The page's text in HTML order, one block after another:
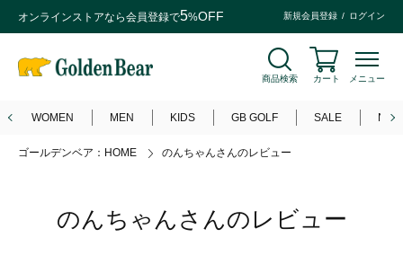
オンラインストアなら会員登録で5%OFF 新規会員登録 ログイン
商品検索 カート メニュー
WOMEN MEN KIDS GB GOLF SALE
ゴールデンベア：HOME のんちゃんさんのレビュー
のんちゃんさんのレビュー